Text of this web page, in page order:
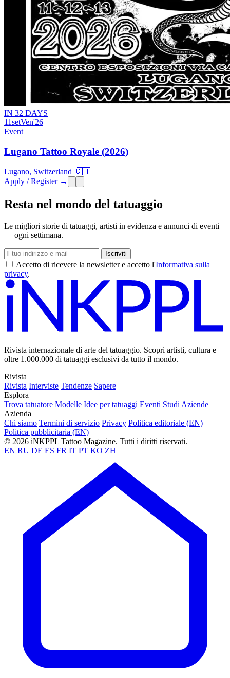
IN 32 DAYS
11setVen'26
Event
Lugano Tattoo Royale (2026)
Lugano, Switzerland 🇨🇭
Apply / Register →
Resta nel mondo del tatuaggio
Le migliori storie di tatuaggi, artisti in evidenza e annunci di eventi
— ogni settimana.
Iscriviti
Accetto di ricevere la newsletter e accetto l'Informativa sulla
privacy.
Rivista internazionale di arte del tatuaggio. Scopri artisti, cultura e
oltre 1.000.000 di tatuaggi esclusivi da tutto il mondo.
Rivista
Rivista Interviste Tendenze Sapere
Esplora
Trova tatuatore Modelle Idee per tatuaggi Eventi Studi Aziende
Azienda
Chi siamo Termini di servizio Privacy Politica editoriale (EN)
Politica pubblicitaria (EN)
© 2026 iNKPPL Tattoo Magazine. Tutti i diritti riservati.
EN RU DE ES FR IT PT KO ZH